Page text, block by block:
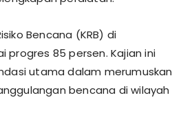
Bencana (KRB) di
progres 85 persen. Kajian ini
utama dalam merumuskan
bencana di wilayah